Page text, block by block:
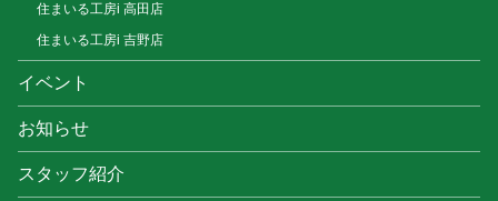
住まいる工房i 高田店
住まいる工房i 吉野店
イベント
お知らせ
スタッフ紹介